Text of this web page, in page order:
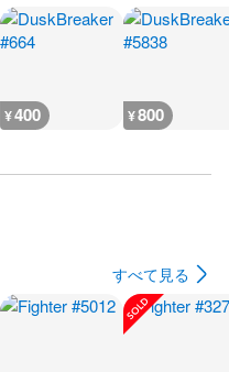
¥400 ¥800
すべて見る